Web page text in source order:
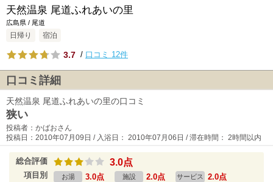
天然温泉 尾道ふれあいの里
広島県 / 尾道
日帰り 宿泊
3.7 / 口コミ 12件
口コミ詳細
天然温泉 尾道ふれあいの里の口コミ
狭い
投稿者：かばおさん
投稿日：2010年07月09日 / 入浴日： 2010年07月06日 / 滞在時間： 2時間以内
総合評価 3.0点
項目別 お湯 3.0点 施設 2.0点 サービス 2.0点